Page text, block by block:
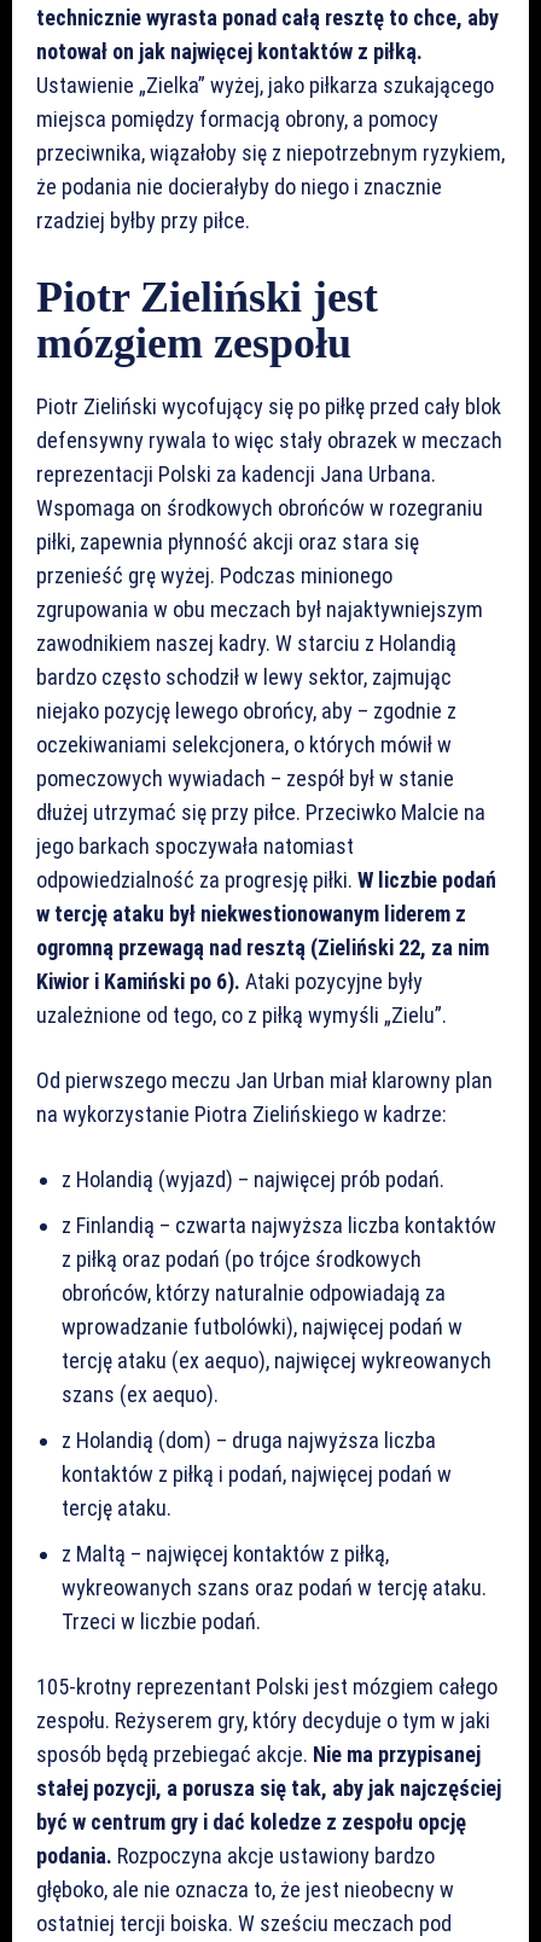
technicznie wyrasta ponad całą resztę to chce, aby
notował on jak najwięcej kontaktów z piłką.
Ustawienie „Zielka” wyżej, jako piłkarza szukającego
miejsca pomiędzy formacją obrony, a pomocy
przeciwnika, wiązałoby się z niepotrzebnym ryzykiem,
że podania nie docierałyby do niego i znacznie
rzadziej byłby przy piłce.
Piotr Zieliński jest
mózgiem zespołu
Piotr Zieliński wycofujący się po piłkę przed cały blok
defensywny rywala to więc stały obrazek w meczach
reprezentacji Polski za kadencji Jana Urbana.
Wspomaga on środkowych obrońców w rozegraniu
piłki, zapewnia płynność akcji oraz stara się
przenieść grę wyżej. Podczas minionego
zgrupowania w obu meczach był najaktywniejszym
zawodnikiem naszej kadry. W starciu z Holandią
bardzo często schodził w lewy sektor, zajmując
niejako pozycję lewego obrońcy, aby – zgodnie z
oczekiwaniami selekcjonera, o których mówił w
pomeczowych wywiadach – zespół był w stanie
dłużej utrzymać się przy piłce. Przeciwko Malcie na
jego barkach spoczywała natomiast
odpowiedzialność za progresję piłki. W liczbie podań
w tercję ataku był niekwestionowanym liderem z
ogromną przewagą nad resztą (Zieliński 22, za nim
Kiwior i Kamiński po 6). Ataki pozycyjne były
uzależnione od tego, co z piłką wymyśli „Zielu”.
Od pierwszego meczu Jan Urban miał klarowny plan
na wykorzystanie Piotra Zielińskiego w kadrze:
z Holandią (wyjazd) – najwięcej prób podań.
z Finlandią – czwarta najwyższa liczba kontaktów
z piłką oraz podań (po trójce środkowych
obrońców, którzy naturalnie odpowiadają za
wprowadzanie futbolówki), najwięcej podań w
tercję ataku (ex aequo), najwięcej wykreowanych
szans (ex aequo).
z Holandią (dom) – druga najwyższa liczba
kontaktów z piłką i podań, najwięcej podań w
tercję ataku.
z Maltą – najwięcej kontaktów z piłką,
wykreowanych szans oraz podań w tercję ataku.
Trzeci w liczbie podań.
105-krotny reprezentant Polski jest mózgiem całego
zespołu. Reżyserem gry, który decyduje o tym w jaki
sposób będą przebiegać akcje. Nie ma przypisanej
stałej pozycji, a porusza się tak, aby jak najczęściej
być w centrum gry i dać koledze z zespołu opcję
podania. Rozpoczyna akcje ustawiony bardzo
głęboko, ale nie oznacza to, że jest nieobecny w
ostatniej tercji boiska. W sześciu meczach pod